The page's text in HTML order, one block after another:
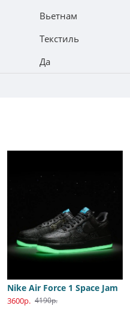
Вьетнам
Текстиль
Да
Nike Air Force 1 Space Jam
3600р. 4190р.
3800р. 5990р.